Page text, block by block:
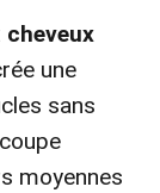
cheveux
une
sans
moyennes